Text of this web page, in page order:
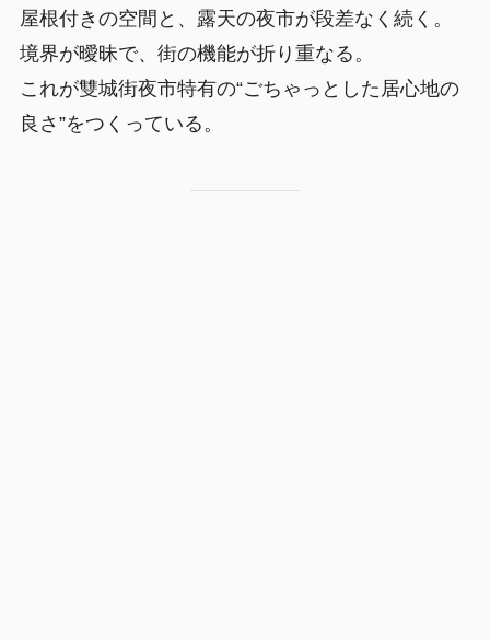
屋根付きの空間と、露天の夜市が段差なく続く。
境界が曖昧で、街の機能が折り重なる。
これが雙城街夜市特有の“ごちゃっとした居心地の
良さ”をつくっている。